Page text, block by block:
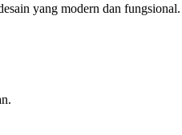
yang modern dan fungsional.